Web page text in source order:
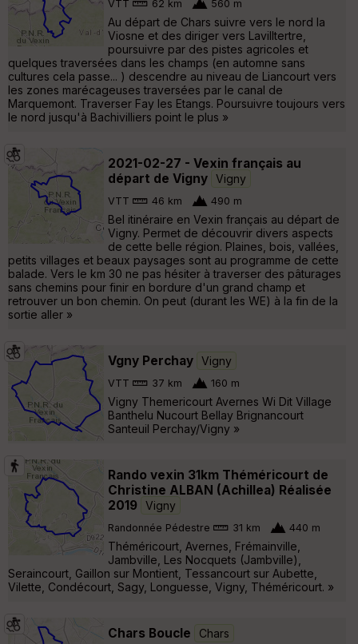
VTT 62 km 560 m
Au départ de Chars suivre vers le nord la
Viosne et des diriger vers Lavilltertre,
poursuivre par des pistes agricoles et
quelques traversées dans les champs (en automne sans
cultures cela passe... ) descendre au niveau de Liancourt vers
les zones marécageuses traversées par le canal de
Marquemont. Traverser Fay les Etangs. Poursuivre toujours vers
le nord jusqu'à Bachivilliers point le plus »
2021-02-27 - Vexin français au
départ de Vigny Vigny
VTT 46 km 490 m
Bel itinéraire en Vexin français au départ de
Vigny. Permet de découvrir divers aspects
de cette belle région. Plaines, bois, vallées,
petits villages et beaux paysages sont au programme de cette
balade. Vers le km 30 ne pas hésiter à traverser des pâturages
sans chemins pour finir en bordure d'un grand champ et
retrouver un bon chemin. On peut (durant les WE) à la fin de la
sortie aller »
Vgny Perchay Vigny
VTT 37 km 160 m
Vigny Themericourt Avernes Wi Dit Village
Banthelu Nucourt Bellay Brignancourt
Santeuil Perchay/Vigny »
Rando vexin 31km Théméricourt de
Christine ALBAN (Achillea) Réalisée
2019
Vigny
Randonnée Pédestre 31 km 440 m
Théméricourt, Avernes, Frémainville,
Jambville, Les Nocquets (Jambville),
Seraincourt, Gaillon sur Montient, Tessancourt sur Aubette,
Vilette, Condécourt, Sagy, Longuesse, Vigny, Théméricourt. »
Chars Boucle Chars